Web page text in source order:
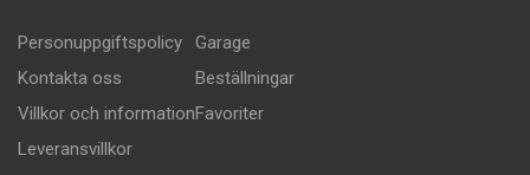
Personuppgiftspolicy
Kontakta oss
Villkor och information
Leveransvillkor
Garage
Beställningar
Favoriter